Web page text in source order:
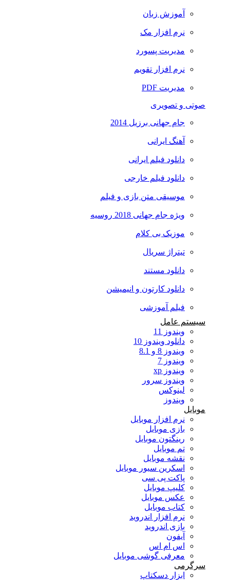
آموزش زبان
نرم افزار مک
مدیریت پسورد
نرم افزار تقویم
مدیریت PDF
صوتی و تصویری
جام جهانی برزیل 2014
آهنگ ایرانی
دانلود فیلم ایرانی
دانلود فیلم خارجی
موسیقی متن بازی و فیلم
ویژه جام جهانی 2018 روسیه
موزیک بی کلام
تیتراژ سریال
دانلود مستند
دانلود کارتون و انیمیشن
فیلم آموزشی
سیستم عامل
ویندوز 11
دانلود ویندوز 10
ویندوز 8 و 8.1
ویندوز 7
ویندوز xp
ویندوز سرور
لینوکس
ویندوز
موبایل
نرم افزار موبایل
بازی موبایل
رینگتون موبایل
تم موبایل
نقشه موبایل
اسکرین سیور موبایل
پاکت پی سی
کلیپ موبایل
عکس موبایل
کتاب موبایل
نرم افزار اندروید
بازی اندروید
آیفون
اس ام اس
معرفی گوشی موبایل
سرگرمی
ابزار دسکتاپ